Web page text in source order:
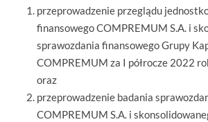
przeprowadzenie przeglądu
finansowego COMPREMUM S.A. i
sprawozdania finansowego Grupy
COMPREMUM za I półrocze 2022
oraz
przeprowadzenie badania
COMPREMUM S.A. i